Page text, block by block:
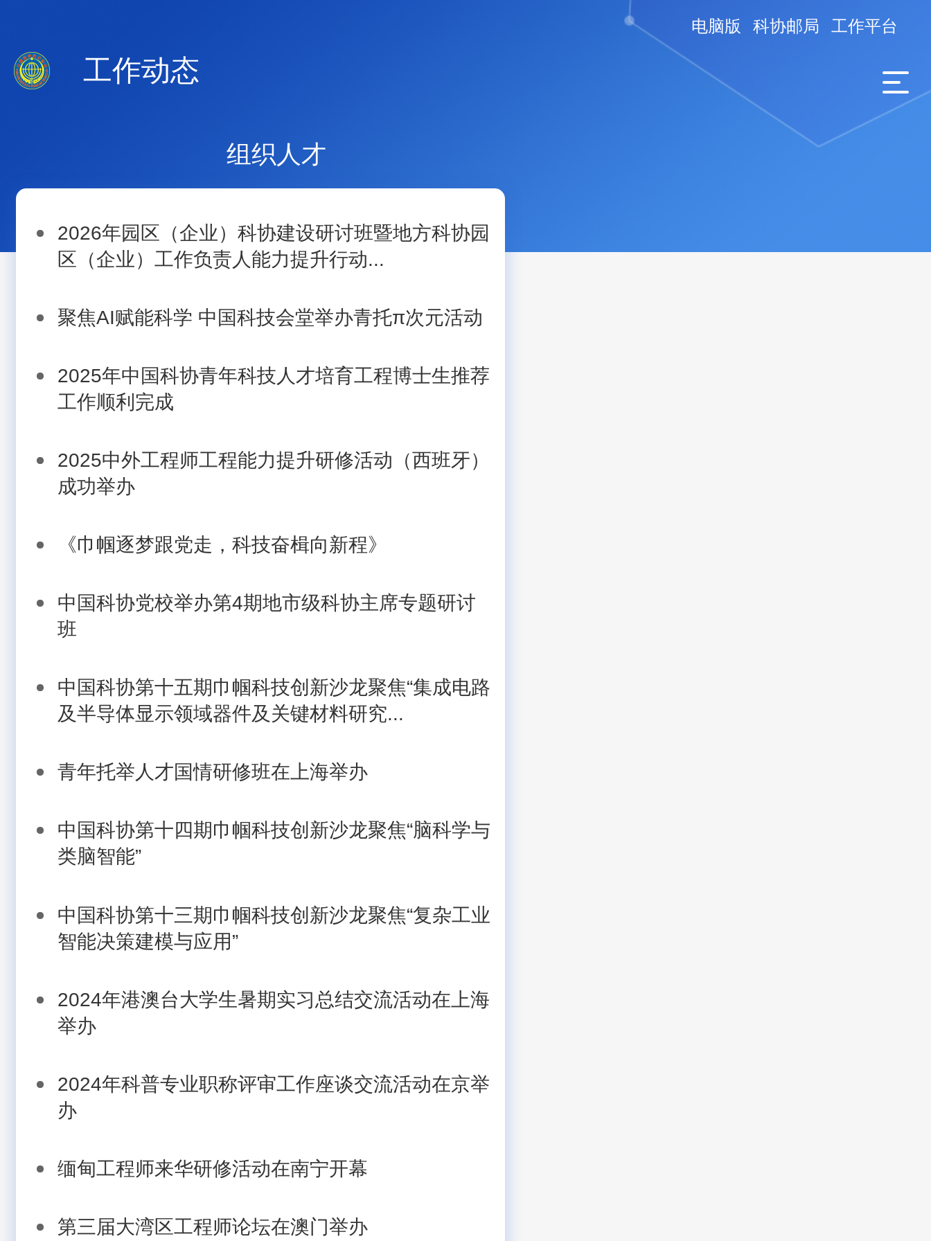
电脑版 科协邮局 工作平台
工作动态
组织人才
2026年园区（企业）科协建设研讨班暨地方科协园
区（企业）工作负责人能力提升行动...
聚焦AI赋能科学 中国科技会堂举办青托π次元活动
2025年中国科协青年科技人才培育工程博士生推荐
工作顺利完成
2025中外工程师工程能力提升研修活动（西班牙）
成功举办
《巾帼逐梦跟党走，科技奋楫向新程》
中国科协党校举办第4期地市级科协主席专题研讨
班
中国科协第十五期巾帼科技创新沙龙聚焦“集成电路
及半导体显示领域器件及关键材料研究...
青年托举人才国情研修班在上海举办
中国科协第十四期巾帼科技创新沙龙聚焦“脑科学与
类脑智能”
中国科协第十三期巾帼科技创新沙龙聚焦“复杂工业
智能决策建模与应用”
2024年港澳台大学生暑期实习总结交流活动在上海
举办
2024年科普专业职称评审工作座谈交流活动在京举
办
缅甸工程师来华研修活动在南宁开幕
第三届大湾区工程师论坛在澳门举办